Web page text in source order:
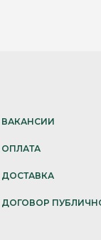
ВАКАНСИИ
ОПЛАТА
ДОСТАВКА
ДОГОВОР